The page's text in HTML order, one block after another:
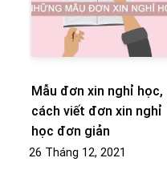
Mẫu đơn xin nghỉ học,
cách viết đơn xin nghỉ
học đơn giản
26 Tháng 12, 2021